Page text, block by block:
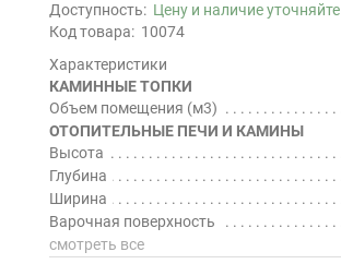
Доступность: Цену и наличие уточняйте
Код товара: 10074
Характеристики
КАМИННЫЕ ТОПКИ
Объем помещения (м3)
ОТОПИТЕЛЬНЫЕ ПЕЧИ И КАМИНЫ
Высота
Глубина
Ширина
Варочная поверхность
смотреть все